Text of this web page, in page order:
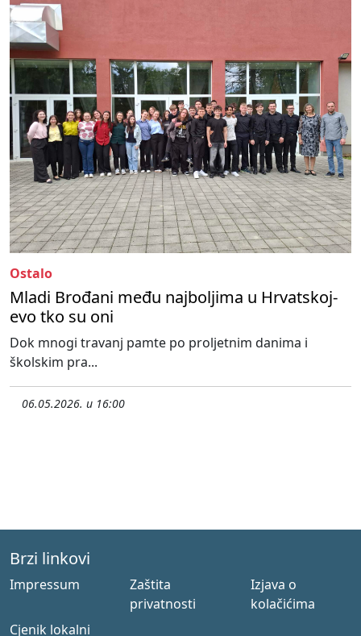
Ostalo
Mladi Brođani među najboljima u Hrvatskoj-
evo tko su oni
Dok mnogi travanj pamte po proljetnim danima i
školskim pra...
06.05.2026. u 16:00
Brzi linkovi
Impressum
Zaštita
privatnosti
Izjava o
kolačićima
Cjenik lokalni